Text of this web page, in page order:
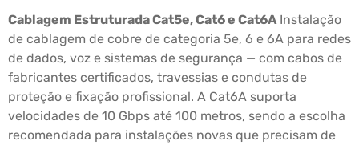
Cablagem Estruturada Cat5e, Cat6 e Cat6A Instalação
de cablagem de cobre de categoria 5e, 6 e 6A para redes
de dados, voz e sistemas de segurança — com cabos de
fabricantes certificados, travessias e condutas de
proteção e fixação profissional. A Cat6A suporta
velocidades de 10 Gbps até 100 metros, sendo a escolha
recomendada para instalações novas que precisam de